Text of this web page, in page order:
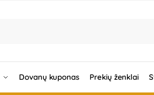
Dovanų kuponas Prekių ženklai